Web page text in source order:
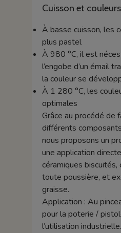
Cuisson et couleurs
À basse cuisson, les
plus pastel
À 980 °C, il est
l’engobe d’un émail
la couleur se
À 1 280 °C, les
optimales
Grâce au procédé de
différents
nous proposons un
une application
céramiques
toute poussière, et
graisse.
Application : Au
pour la poterie /
l’utilisation industrielle.